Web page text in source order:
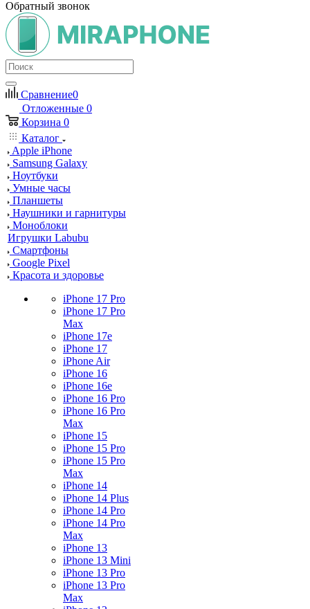
Обратный звонок
Сравнение0
Отложенные 0
Корзина 0
Каталог
Apple iPhone
Samsung Galaxy
Ноутбуки
Умные часы
Планшеты
Наушники и гарнитуры
Моноблоки
Игрушки Labubu
Смартфоны
Google Pixel
Красота и здоровье
iPhone 17 Pro
iPhone 17 Pro
Max
iPhone 17e
iPhone 17
iPhone Air
iPhone 16
iPhone 16e
iPhone 16 Pro
iPhone 16 Pro
Max
iPhone 15
iPhone 15 Pro
iPhone 15 Pro
Max
iPhone 14
iPhone 14 Plus
iPhone 14 Pro
iPhone 14 Pro
Max
iPhone 13
iPhone 13 Mini
iPhone 13 Pro
iPhone 13 Pro
Max